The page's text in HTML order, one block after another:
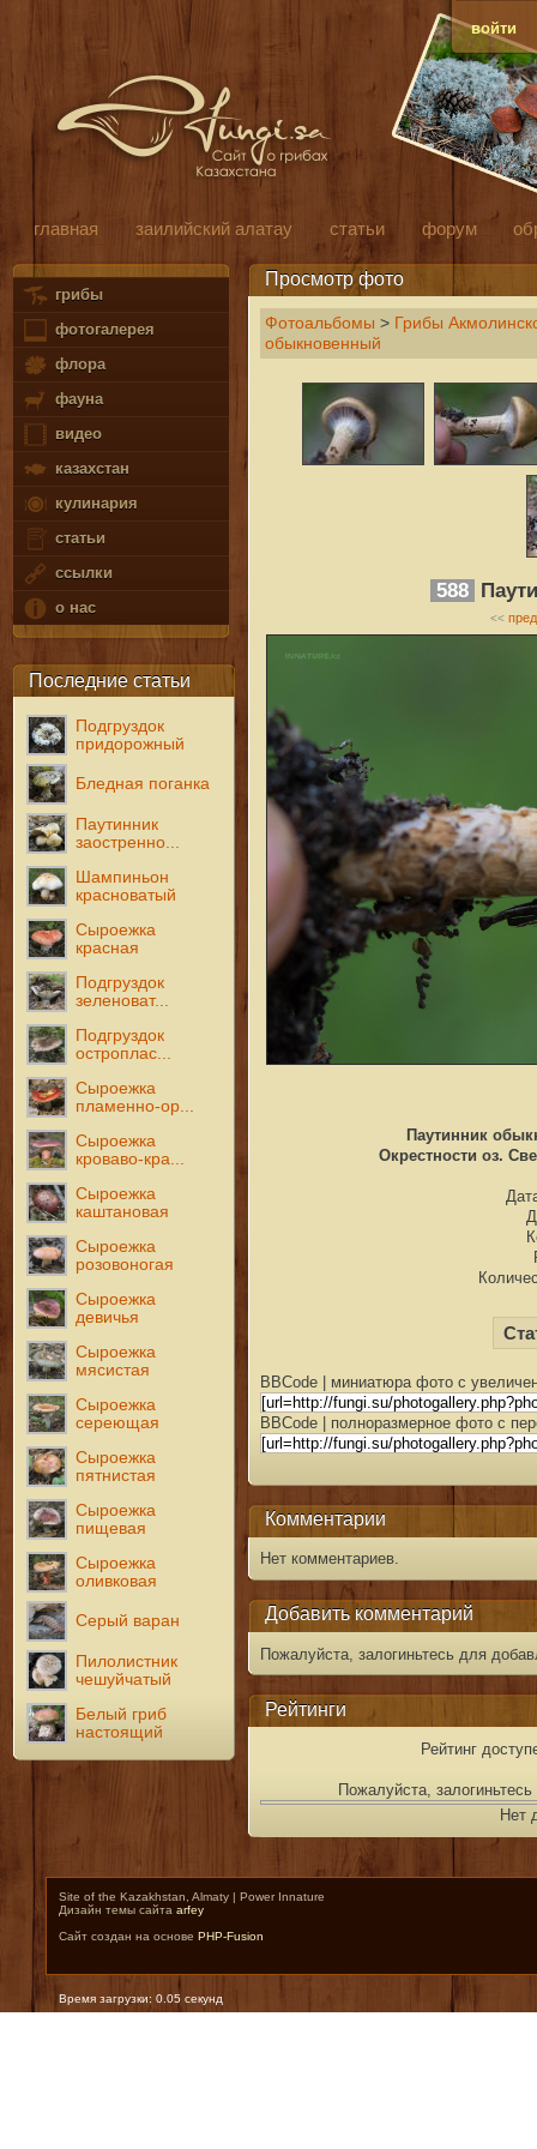
войти
главная заилийский алатау статьи форум
грибы
фотогалерея
флора
фауна
видео
казахстан
кулинария
статьи
ссылки
о нас
Последние статьи
Подгруздок
придорожный
Бледная поганка
Паутинник
заостренно...
Шампиньон
красноватый
Сыроежка
красная
Подгруздок
зеленоват...
Подгруздок
остроплас...
Сыроежка
пламенно-ор...
Сыроежка
кроваво-кра...
Сыроежка
каштановая
Сыроежка
розовоногая
Сыроежка
девичья
Сыроежка
мясистая
Сыроежка
сереющая
Сыроежка
пятнистая
Сыроежка
пищевая
Сыроежка
оливковая
Серый варан
Пилолистник
чешуйчатый
Белый гриб
настоящий
Просмотр фото
Фотоальбомы > Грибы
обыкновенный
588
<<
Паутинник
Окрестности оз.
BBCode | миниатюра фото с
BBCode | полноразмерное фото с
Комментарии
Нет комментариев.
Добавить комментарий
Пожалуйста, залогиньтесь для
Рейтинги
Рейтинг
Пожалуйста,
Нет
Site of the Kazakhstan, Almaty | Power Innature
Дизайн темы сайта arfey
Сайт создан на основе PHP-Fusion
Время загрузки: 0.05 секунд